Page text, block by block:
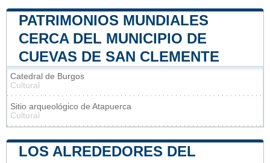
PATRIMONIOS MUNDIALES
CERCA DEL MUNICIPIO DE
CUEVAS DE SAN CLEMENTE
Catedral de Burgos
Cultural
Sitio arqueológico de Atapuerca
Cultural
LOS ALREDEDORES DEL